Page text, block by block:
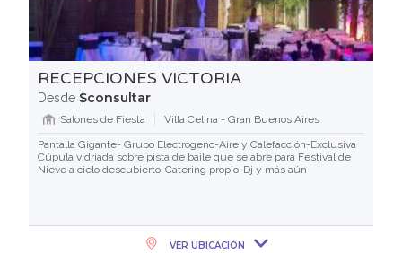
RECEPCIONES VICTORIA
Desde $consultar
Salones de Fiesta
Villa Celina - Gran Buenos Aires
Pantalla Gigante- Grupo Electrógeno-Aire y Calefacción-Exclusiva
Cúpula vidriada sobre pista de baile que se abre para Festival de
Nieve a cielo descubierto-Catering propio-Dj y más aún
VER UBICACIÓN